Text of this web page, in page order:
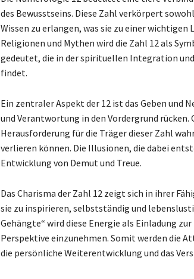
des Bewusstseins. Diese Zahl verkörpert
Wissen zu erlangen, was sie zu einer wichtigen
Religionen und Mythen wird die Zahl 12 als
gedeutet, die in der spirituellen Integration
findet.
Ein zentraler Aspekt der 12 ist das Geben und
und Verantwortung in den Vordergrund rücken.
Herausforderung für die Träger dieser Zahl
verlieren können. Die Illusionen, die dabei
Entwicklung von Demut und Treue.
Das Charisma der Zahl 12 zeigt sich in ihrer
sie zu inspirieren, selbstständig und
Gehängte“ wird diese Energie als Einladung
Perspektive einzunehmen. Somit werden die
die persönliche Weiterentwicklung und das